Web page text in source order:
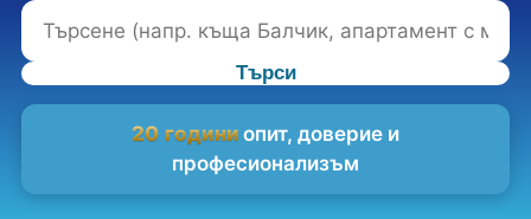
Търси
20 години опит, доверие и
професионализъм